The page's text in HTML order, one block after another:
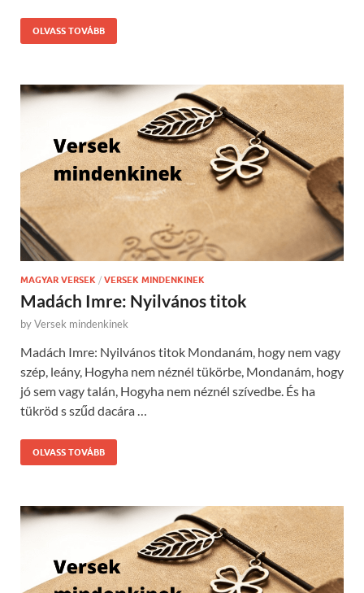
OLVASS TOVÁBB
MAGYAR VERSEK / VERSEK MINDENKINEK
Madách Imre: Nyilvános titok
byVersek mindenkinek
Madách Imre: Nyilvános titok Mondanám, hogy nem vagy
szép, leány, Hogyha nem néznél tükörbe, Mondanám, hogy
jó sem vagy talán, Hogyha nem néznél szívedbe. És ha
tükröd s szűd dacára …
OLVASS TOVÁBB